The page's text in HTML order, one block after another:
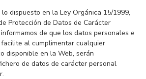
dispuesto en la Ley Orgánica 15/1999,
Protección de Datos de Carácter
informamos de que los datos personales e
al cumplimentar cualquier
disponible en la Web, serán
de datos de carácter personal